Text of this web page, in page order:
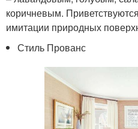
коричневым.
имитации природных
Стиль Прованс